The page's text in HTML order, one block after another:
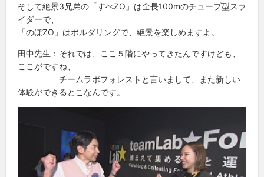
そして絶景3兄弟の「すべZO」は全長100mのチューブ型スラ
イダーで、
「のぼZO」はボルダリングで、絶景を楽しめますよ。
田中先生：それでは、ここ５階にやってきたんですけども、
ここがですね、
チームラボフォレストと言いまして、また新しい
体験ができるとこなんです。